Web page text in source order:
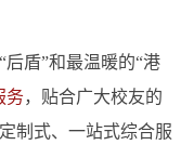
盾”和最温暖的“港
务，贴合广大校友的
制式、一站式综合服